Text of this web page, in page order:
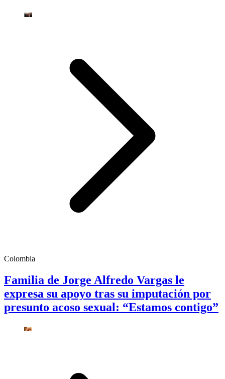
Colombia
Familia de Jorge Alfredo Vargas le
expresa su apoyo tras su imputación por
presunto acoso sexual: “Estamos contigo”